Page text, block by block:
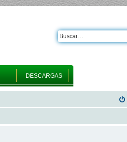
DESCARGAS